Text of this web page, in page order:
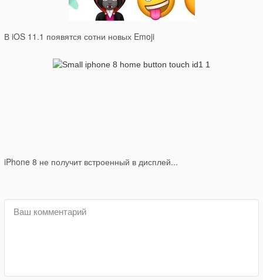
В iOS 11.1 появятся сотни новых Emoji
iPhone 8 не получит встроенный в дисплей...